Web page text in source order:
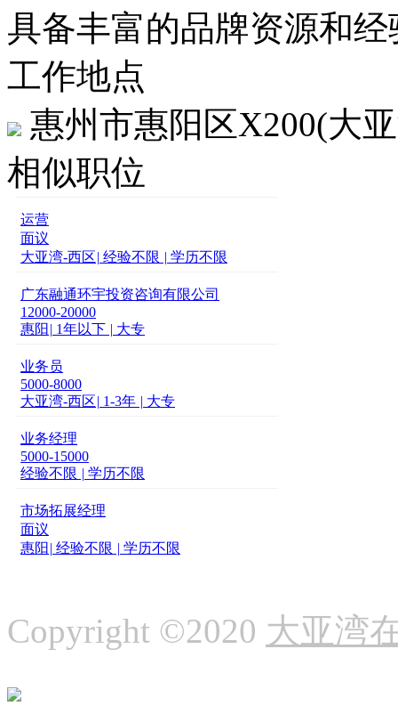
具备丰富的品牌资源和
工作地点
惠州市惠阳区X200(大
相似职位
运营
面议
大亚湾-西区| 经验不限 | 学历不限
广东融通环宇投资咨询有限公司
12000-20000
惠阳 | 1年以下 | 大专
业务员
5000-8000
大亚湾-西区| 1-3年 | 大专
业务经理
5000-15000
经验不限 | 学历不限
市场拓展经理
面议
惠阳 | 经验不限 | 学历不限
Copyright ©2020 大亚湾